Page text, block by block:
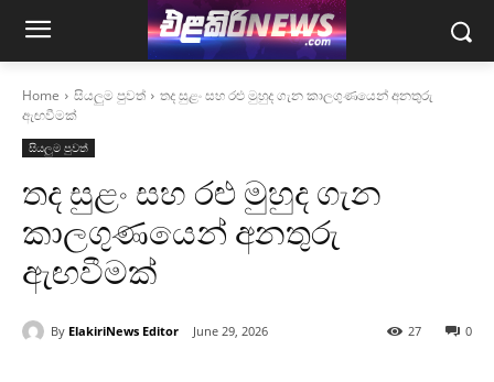
Home සියලුම පුවත්
තද සුළං සහ රළු මුහුද ගැන කාලගුණයෙන් අනතුරු
ඇඟවීමක්
සියලුම පුවත්
තද සුළං සහ රළු මුහුද ගැන
කාලගුණයෙන් අනතුරු
ඇඟවීමක්
By ElakiriNews Editor June 29, 2026 0
27